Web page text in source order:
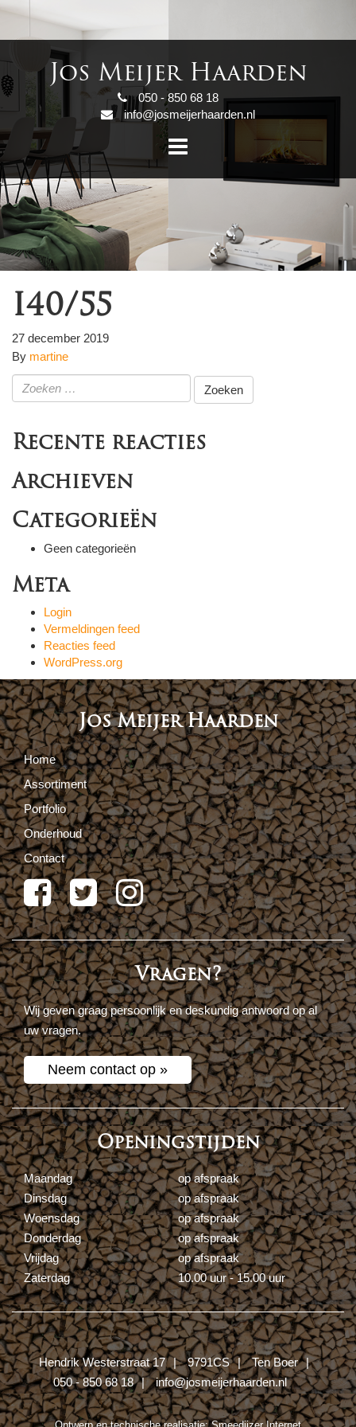
Jos Meijer Haarden
050 - 850 68 18
info@josmeijerhaarden.nl
I40/55
27 december 2019
By martine
Zoeken
naar:
Recente reacties
Archieven
Categorieën
Geen categorieën
Meta
Login
Vermeldingen feed
Reacties feed
WordPress.org
Jos Meijer Haarden
Home
Assortiment
Portfolio
Onderhoud
Contact
Vragen?
Wij geven graag persoonlijk en deskundig antwoord op al
uw vragen.
Neem contact op »
Openingstijden
Maandag
op afspraak
Dinsdag
op afspraak
Woensdag
op afspraak
Donderdag
op afspraak
Vrijdag
op afspraak
Zaterdag
10.00 uur - 15.00 uur
Hendrik Westerstraat 17 9791CS
Ten Boer
050 - 850 68 18
info@josmeijerhaarden.nl